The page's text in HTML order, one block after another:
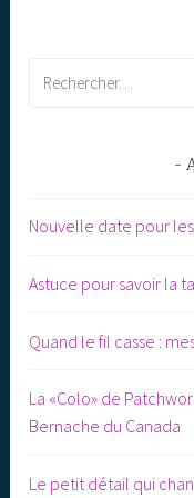
Nouvelle date pour
Astuce pour savoir la
Quand le fil casse :
La «Colo» de
Bernache du Canada
Le petit détail qui